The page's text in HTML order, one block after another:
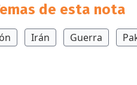
de esta nota
Irán Guerra